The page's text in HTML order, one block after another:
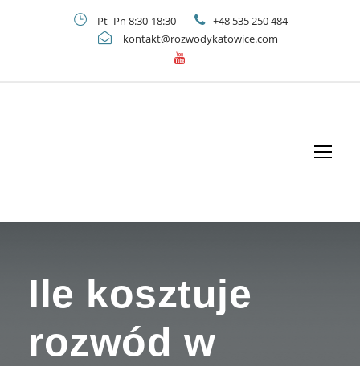
Pt- Pn 8:30-18:30
+48 535 250 484
kontakt@rozwodykatowice.com
Ile kosztuje
rozwód w